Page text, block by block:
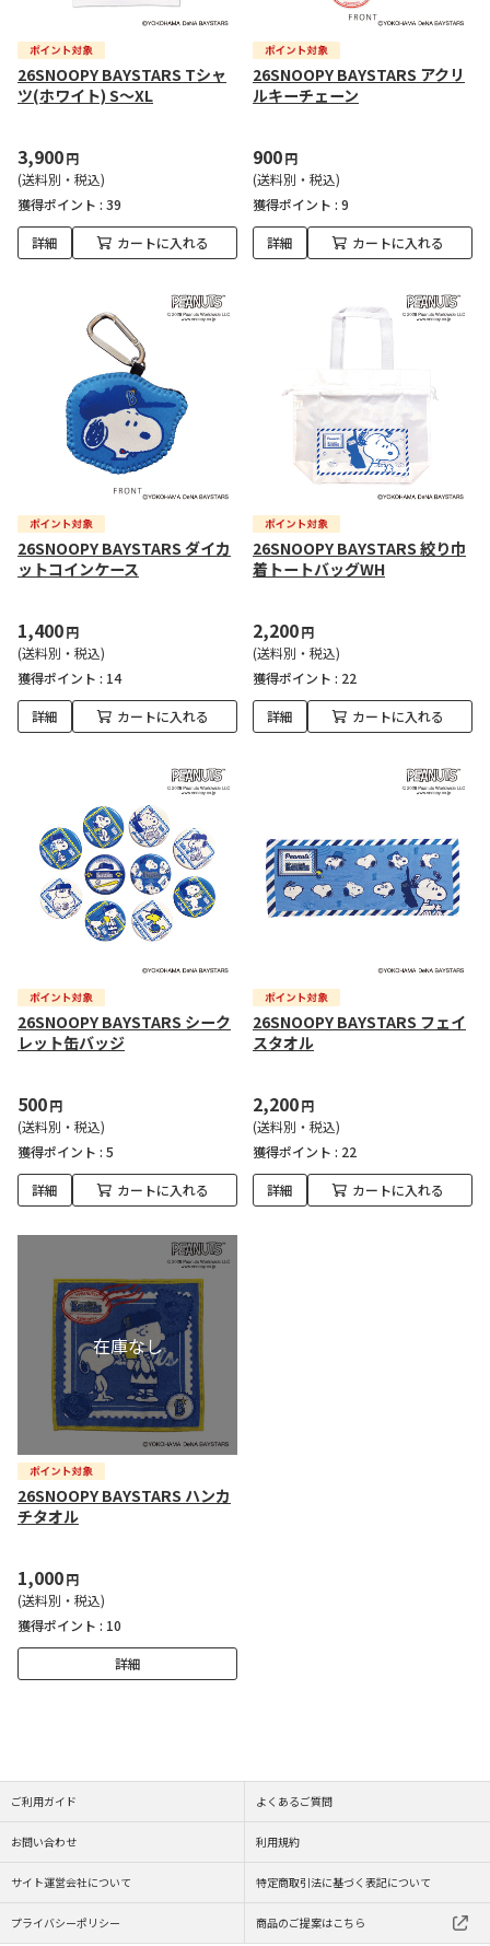
26SNOOPY BAYSTARS Tシャ
ツ(ホワイト) S～XL
3,900円
(送料別・税込)
獲得ポイント : 39
詳細 カートに入れる
26SNOOPY BAYSTARS アクリ
ルキーチェーン
900円
(送料別・税込)
獲得ポイント : 9
詳細 カートに入れる
26SNOOPY BAYSTARS ダイカ
ットコインケース
1,400円
(送料別・税込)
獲得ポイント : 14
詳細 カートに入れる
26SNOOPY BAYSTARS 絞り巾
着トートバッグWH
2,200円
(送料別・税込)
獲得ポイント : 22
詳細 カートに入れる
26SNOOPY BAYSTARS シーク
レット缶バッジ
500円
(送料別・税込)
獲得ポイント : 5
詳細 カートに入れる
26SNOOPY BAYSTARS フェイ
スタオル
2,200円
(送料別・税込)
獲得ポイント : 22
詳細 カートに入れる
26SNOOPY BAYSTARS ハンカ
チタオル
1,000円
(送料別・税込)
獲得ポイント : 10
詳細
ご利用ガイド よくあるご質問
お問い合わせ 利用規約
サイト運営会社について 特定商取引法に基づく表記について
プライバシーポリシー 商品のご提案はこちら